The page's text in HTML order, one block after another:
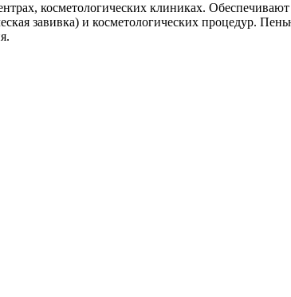
косметологических клиниках.
завивка) и косметологических процедур.